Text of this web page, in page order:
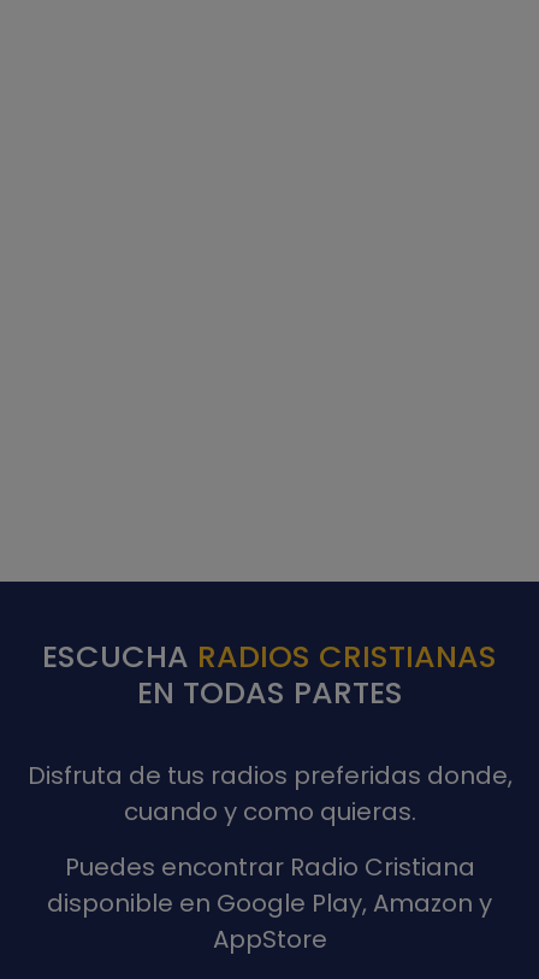
ESCUCHA RADIOS CRISTIANAS
EN TODAS PARTES
Disfruta de tus radios preferidas donde,
cuando y como quieras.
Puedes encontrar Radio Cristiana
disponible en Google Play, Amazon y
AppStore